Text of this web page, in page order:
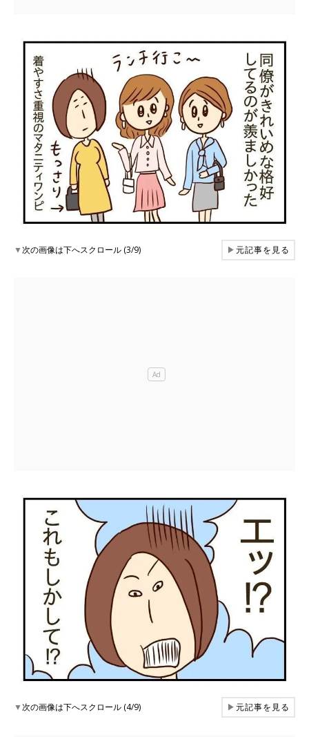
▼次の画像は下へスクロール (3/9) ▶元記事を見る
▼次の画像は下へスクロール (4/9) ▶元記事を見る